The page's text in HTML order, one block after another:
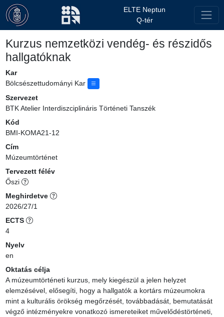
ELTE Neptun
Q-tér
Kurzus nemzetközi vendég- és részidős
hallgatóknak
Kar
Bölcsészettudományi Kar
Szervezet
BTK Atelier Interdiszciplináris Történeti Tanszék
Kód
BMI-KOMA21-12
Cím
Múzeumtörténet
Tervezett félév
Őszi
Meghirdetve
2026/27/1
ECTS
4
Nyelv
en
Oktatás célja
A múzeumtörténeti kurzus, mely kiegészül a jelen helyzet
elemzésével, elősegíti, hogy a hallgatók a kortárs múzeumokra
mint a kulturális örökség megőrzését, továbbadását, bemutatását
végző intézményekre vonatkozó ismereteiket művelődéstörténeti,